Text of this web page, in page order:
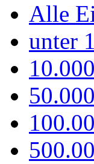
Alle
unter